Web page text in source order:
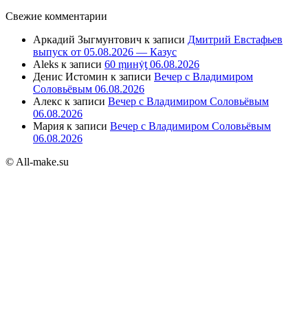
Свежие комментарии
Аркадий Зыгмунтович к записи Дмитрий Евстафьев
выпуск от 05.08.2026 — Казус
Aleks к записи 60 ṃинẏƫ 06.08.2026
Денис Истомин к записи Вечер с Владимиром
Соловьёвым 06.08.2026
Алекс к записи Вечер с Владимиром Соловьёвым
06.08.2026
Мария к записи Вечер с Владимиром Соловьёвым
06.08.2026
© All-make.su